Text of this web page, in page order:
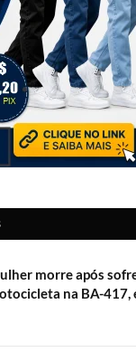
morre após
na BA-417,